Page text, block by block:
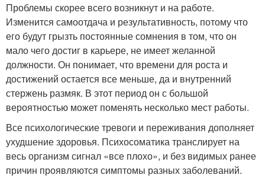
Проблемы скорее всего возникнут и на работе.
Изменится самоотдача и результативность, потому что
его будут грызть постоянные сомнения в том, что он
мало чего достиг в карьере, не имеет желанной
должности. Он понимает, что времени для роста и
достижений остается все меньше, да и внутренний
стержень размяк. В этот период он с большой
вероятностью может поменять несколько мест работы.
Все психологические тревоги и переживания дополняет
ухудшение здоровья. Психосоматика транслирует на
весь организм сигнал «все плохо», и без видимых ранее
причин проявляются симптомы разных заболеваний.